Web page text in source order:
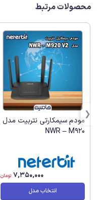
محصولات مرتبط
مودم سیمکارتی نتربیت مدل
NWR – M920
7,350,000 تومان
انتخاب مدل